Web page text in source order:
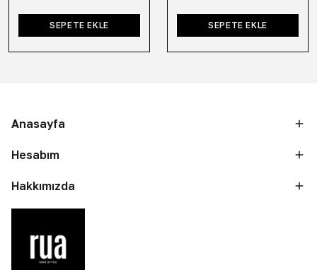
SEPETE EKLE SEPETE EKLE
Anasayfa
Hesabım
Hakkımızda